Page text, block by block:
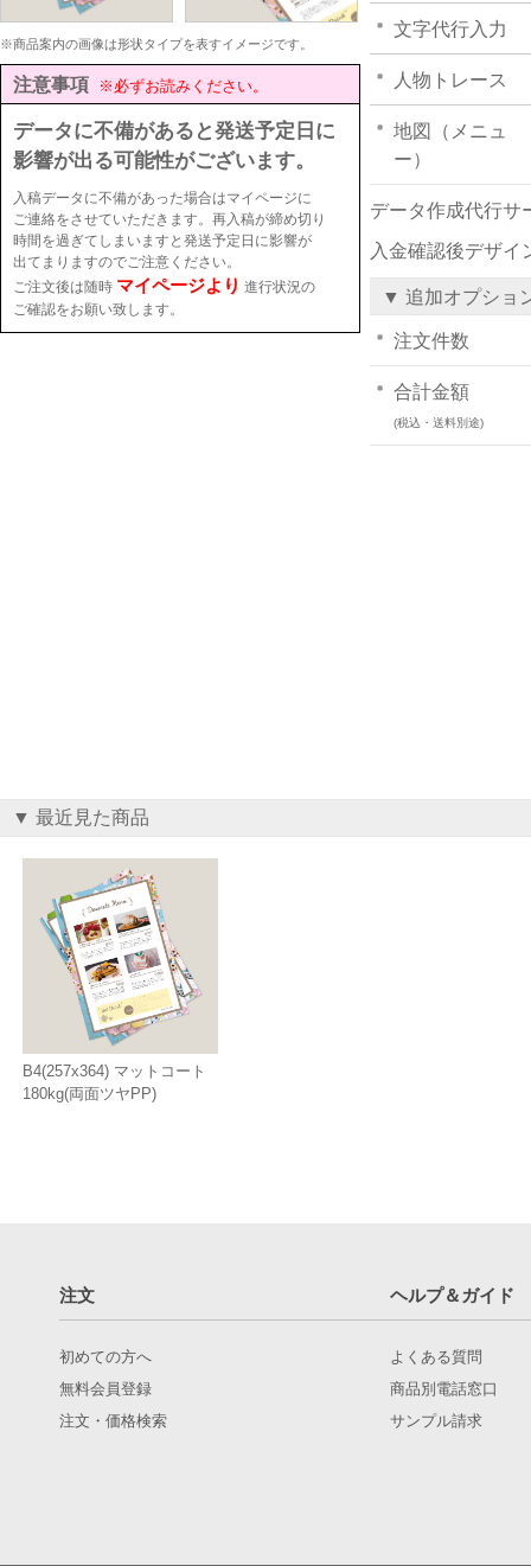
※商品案内の画像は形状タイプを表すイメージです。
注意事項 ※必ずお読みください。
データに不備があると発送予定日に
影響が出る可能性がございます。
入稿データに不備があった場合はマイページに
ご連絡をさせていただきます。再入稿が締め切り
時間を過ぎてしまいますと発送予定日に影響が
出てまりますのでご注意ください。
ご注文後は随時 マイページより 進行状況の
ご確認をお願い致します。
文字代行入力
人物トレース
地図（メニュ
ー）
データ作成代行サ
入金確認後デザイ
▼ 追加オプショ
注文件数
合計金額
(税込・送料別途)
▼ 最近見た商品
B4(257x364) マットコート
180kg(両面ツヤPP)
注文 ヘルプ＆ガイド
初めての方へ
無料会員登録
注文・価格検索
よくある質問
商品別電話窓口
サンプル請求